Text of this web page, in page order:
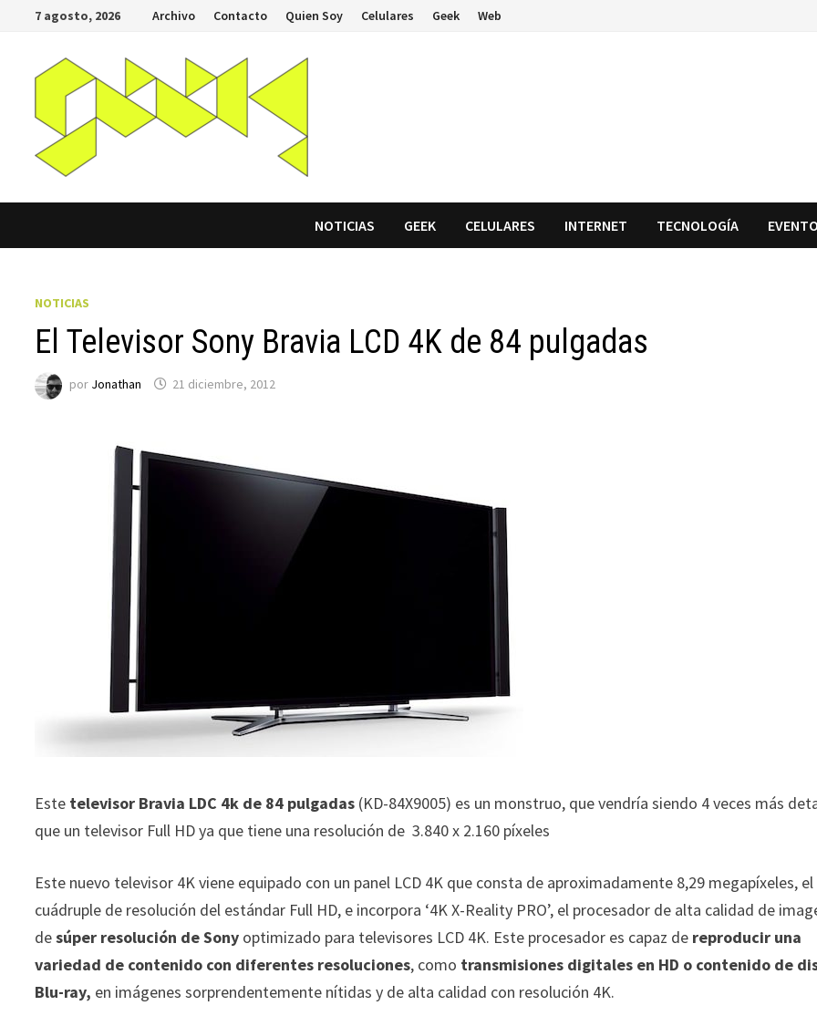
Saltar
contenido
7 agosto, 2026 Archivo Contacto Quien Soy Celulares Geek Web
NOTICIAS GEEK CELULARES INTERNET TECNOLOGÍA
NOTICIAS
El Televisor Sony Bravia LCD 4K de 84 pulgadas
por Jonathan 21 diciembre, 2012
Este televisor Bravia LDC 4k de 84 pulgadas (KD-84X9005) es un monstruo, que vendría siendo 4 veces más
que un televisor Full HD ya que tiene una resolución de 3.840 x 2.160 píxeles
Este nuevo televisor 4K viene equipado con un panel LCD 4K que consta de aproximadamente 8,29 megapíxeles, el
cuádruple de resolución del estándar Full HD, e incorpora ‘4K X-Reality PRO’, el procesador de alta calidad de
desúper resolución de Sony optimizado para televisores LCD 4K. Este procesador es capaz de reproducir una
variedad de contenido con diferentes resoluciones, como transmisiones digitales en HD o contenido de
Blu-ray, en imágenes sorprendentemente nítidas y de alta calidad con resolución 4K.